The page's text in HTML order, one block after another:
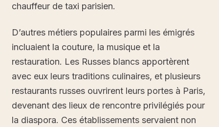
chauffeur de taxi parisien.
D’autres métiers populaires parmi les émigrés
incluaient la couture, la musique et la
restauration. Les Russes blancs apportèrent
avec eux leurs traditions culinaires, et plusieurs
restaurants russes ouvrirent leurs portes à Paris,
devenant des lieux de rencontre privilégiés pour
la diaspora. Ces établissements servaient non